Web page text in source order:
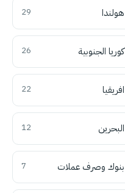
هولندا 29
كوريا الجنوبية 26
افريقيا 22
البحرين 12
بنوك وصرف عملات 7